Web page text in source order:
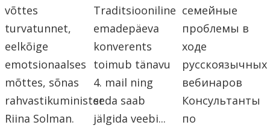
võttes
turvatunnet,
eelkõige
emotsionaalses
mõttes, sõnas
rahvastikuminister
Riina Solman.
Traditsiooniline
emadepäeva
konverents
toimub tänavu
4. mail ning
seda saab
jälgida veebi...
семейные
проблемы в
ходе
русскоязычных
вебинаров
Консультанты
по